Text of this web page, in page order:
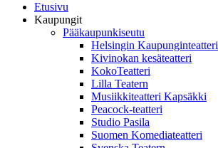
Etusivu
Kaupungit
Pääkaupunkiseutu
Helsingin Kaupunginteatteri
Kivinokan kesäteatteri
KokoTeatteri
Lilla Teatern
Musiikkiteatteri Kapsäkki
Peacock-teatteri
Studio Pasila
Suomen Komediateatteri